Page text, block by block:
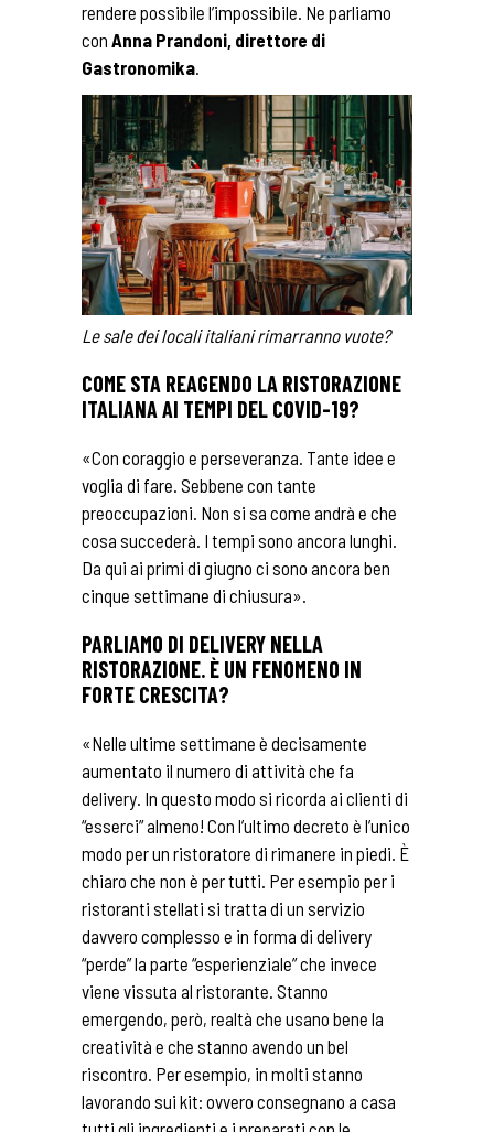
rendere possibile l’impossibile. Ne parliamo
con Anna Prandoni, direttore di
Gastronomika.
Le sale dei locali italiani rimarranno vuote?
COME STA REAGENDO LA RISTORAZIONE
ITALIANA AI TEMPI DEL COVID-19?
«Con coraggio e perseveranza. Tante idee e
voglia di fare. Sebbene con tante
preoccupazioni. Non si sa come andrà e che
cosa succederà. I tempi sono ancora lunghi.
Da qui ai primi di giugno ci sono ancora ben
cinque settimane di chiusura».
PARLIAMO DI DELIVERY NELLA
RISTORAZIONE. È UN FENOMENO IN
FORTE CRESCITA?
«Nelle ultime settimane è decisamente
aumentato il numero di attività che fa
delivery. In questo modo si ricorda ai clienti di
“esserci” almeno! Con l’ultimo decreto è l’unico
modo per un ristoratore di rimanere in piedi. È
chiaro che non è per tutti. Per esempio per i
ristoranti stellati si tratta di un servizio
davvero complesso e in forma di delivery
“perde” la parte “esperienziale” che invece
viene vissuta al ristorante. Stanno
emergendo, però, realtà che usano bene la
creatività e che stanno avendo un bel
riscontro. Per esempio, in molti stanno
lavorando sui kit: ovvero consegnano a casa